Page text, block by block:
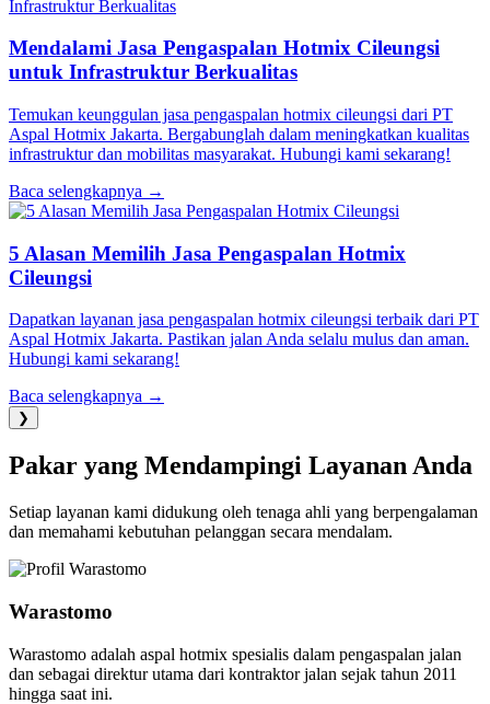
Mendalami Jasa Pengaspalan Hotmix Cileungsi
untuk Infrastruktur Berkualitas
Temukan keunggulan jasa pengaspalan hotmix cileungsi dari PT
Aspal Hotmix Jakarta. Bergabunglah dalam meningkatkan kualitas
infrastruktur dan mobilitas masyarakat. Hubungi kami sekarang!
Baca selengkapnya →
5 Alasan Memilih Jasa Pengaspalan Hotmix
Cileungsi
Dapatkan layanan jasa pengaspalan hotmix cileungsi terbaik dari PT
Aspal Hotmix Jakarta. Pastikan jalan Anda selalu mulus dan aman.
Hubungi kami sekarang!
Baca selengkapnya →
❯
Pakar yang Mendampingi Layanan Anda
Setiap layanan kami didukung oleh tenaga ahli yang berpengalaman
dan memahami kebutuhan pelanggan secara mendalam.
Warastomo
Warastomo adalah aspal hotmix spesialis dalam pengaspalan jalan
dan sebagai direktur utama dari kontraktor jalan sejak tahun 2011
hingga saat ini.